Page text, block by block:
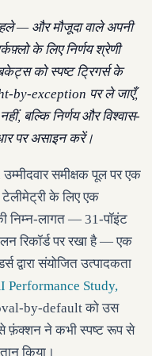
— और मौजूदा वाले अपनी
के लिए निर्णय श्रेणी
को स्पष्ट ट्रिगर्स के
by-exception पर ले जाएँ,
बल्कि निर्णय और विश्वास-
पर असाइन करें।
समीक्षक पूल पर एक
के लिए एक
निम्न-लागत — 31-पॉइंट
रिकॉर्ड पर रखा है — एक
द्वारा संयोजित उत्पादकता
Performance Study,
by-default को उस
फ़ंक्शन ने कभी स्पष्ट रूप से
किया।